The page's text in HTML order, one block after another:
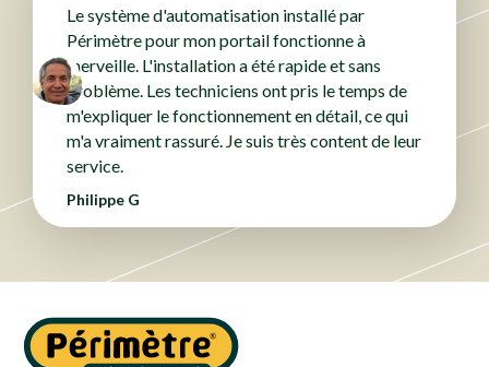
Le système d'automatisation installé par
Périmètre pour mon portail fonctionne à
merveille. L'installation a été rapide et sans
problème. Les techniciens ont pris le temps de
m'expliquer le fonctionnement en détail, ce qui
m'a vraiment rassuré. Je suis très content de leur
service.
Philippe G